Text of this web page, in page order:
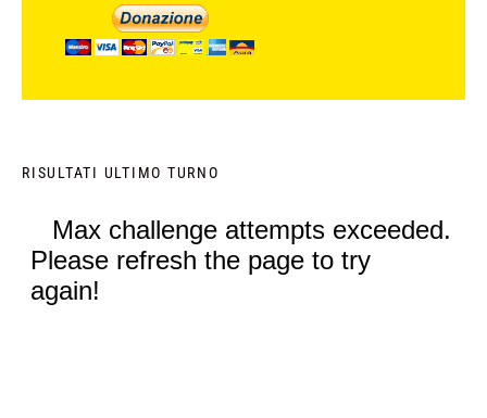
RISULTATI ULTIMO TURNO